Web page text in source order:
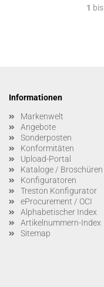
1 bis
Informationen
Markenwelt
Angebote
Sonderposten
Konformitäten
Upload-Portal
Kataloge / Broschüren
Konfiguratoren
Treston Konfigurator
eProcurement / OCI
Alphabetischer Index
Artikelnummern-Index
Sitemap